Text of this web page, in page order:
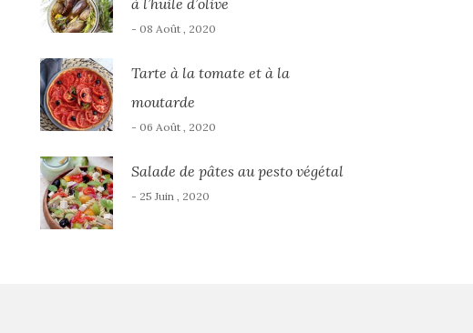
à l’huile d’olive
- 08 Août , 2020
Tarte à la tomate et à la
moutarde
- 06 Août , 2020
Salade de pâtes au pesto végétal
- 25 Juin , 2020